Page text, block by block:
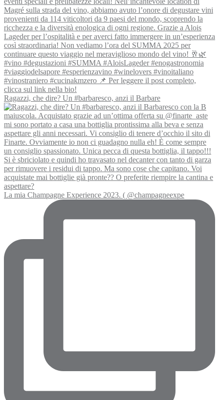
Ragazzi, che dire? Un #barbaresco, anzi il Barbare
La mia Champagne Experience 2023. ( @champagneexpe